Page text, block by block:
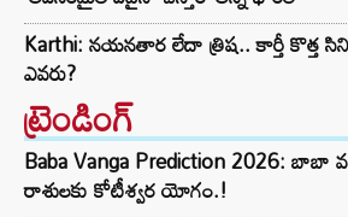
Karthi: నయనతార లేదా త్రిష.. కార్తీ
ఎవరు?
ట్రెండింగ్‌
Baba Vanga Prediction 2026:
రాశులకు కోటీశ్వర యోగం.!